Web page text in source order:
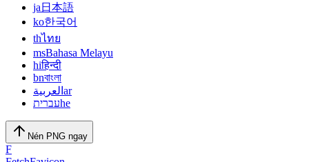
ja 日本語
ko한국어
thไทย
msBahasa Melayu
hiहिन्दी
bnবাংলা
ar العربية
heעברית
Nén PNG ngay
F